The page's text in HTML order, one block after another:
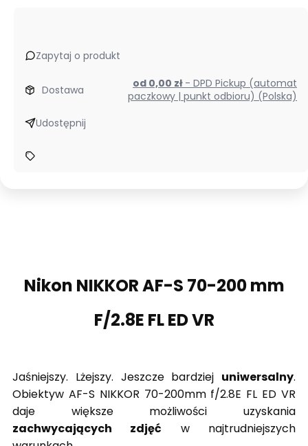
Zapytaj o produkt
Dostawa od 0,00 zł - DPD Pickup (automat
paczkowy | punkt odbioru) (Polska)
Udostępnij
Nikon NIKKOR AF-S 70-200 mm
F/2.8E FL ED VR
Jaśniejszy. Lżejszy. Jeszcze bardziej uniwersalny.
Obiektyw AF-S NIKKOR 70-200mm f/2.8E FL ED VR
daje większe możliwości uzyskania
zachwycających zdjęć w najtrudniejszych